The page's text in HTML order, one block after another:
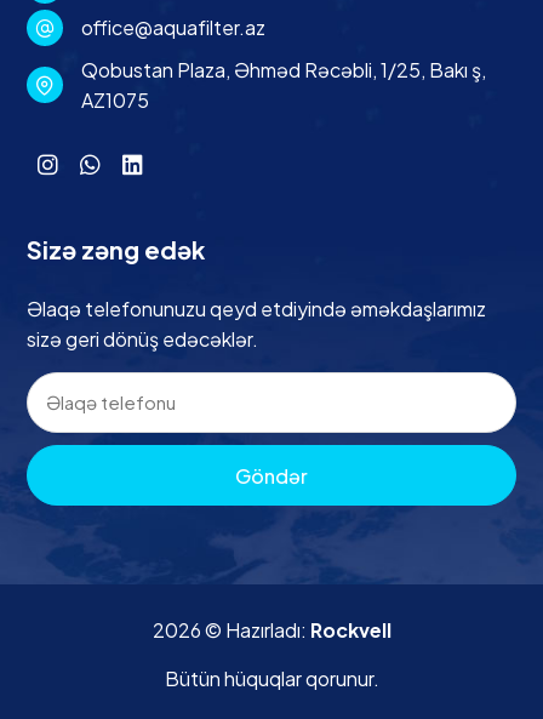
office@aquafilter.az
Qobustan Plaza, Əhməd Rəcəbli, 1/25, Bakı ş,
AZ1075
Sizə zəng edək
Əlaqə telefonunuzu qeyd etdiyində əməkdaşlarımız
sizə geri dönüş edəcəklər.
Göndər
2026 © Hazırladı: Rockvell
Bütün hüquqlar qorunur.